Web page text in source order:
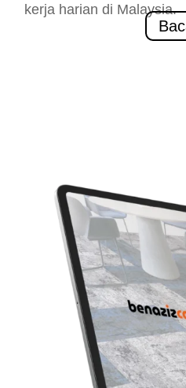
kerja harian di Malaysia.